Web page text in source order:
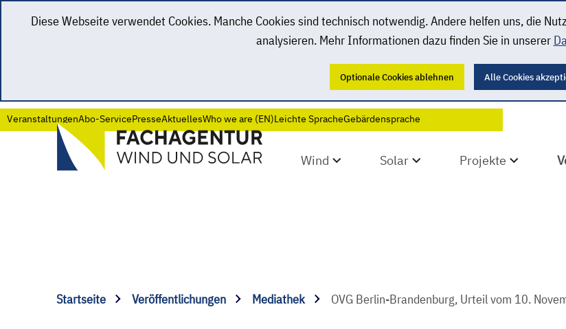
Diese Webseite verwendet Cookies. Manche Cookies sind technisch notwendig. Andere helfen uns, die
analysieren. Mehr Informationen dazu finden Sie in unserer
Optionale Cookies ablehnen Alle Cookies
VeranstaltungenAbo-ServicePresseAktuellesWho we are (EN)Leichte SpracheGebärdensprache
Wind Solar Projekte
Startseite Veröffentlichungen Mediathek OVG Berlin-Brandenburg, Urteil vom 10.